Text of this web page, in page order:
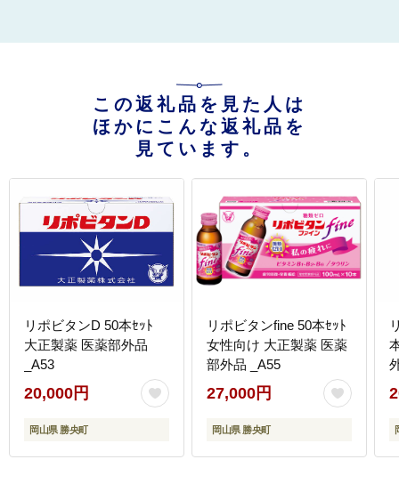
この返礼品を見た人は
ほかにこんな返礼品を
見ています。
リポビタンD 50本ｾｯﾄ
大正製薬 医薬部外品
_A53
20,000円
岡山県 勝央町
リポビタンfine 50本ｾｯﾄ
女性向け 大正製薬 医薬
部外品 _A55
27,000円
岡山県 勝央町